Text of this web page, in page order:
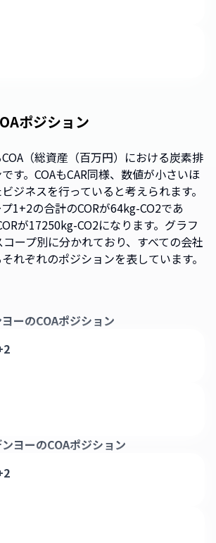
ポジション
（総資産（百万円）における炭素排
す。COAもCAR同様、数値が小さいほ
ジネスを行っていると考えられます。
1+2の合計のCORが64kg-CO2であ
が17250kg-CO2になります。グラフ
ープ別に分かれており、すべての会社
れぞれのポジションを表しています。
ーのCOAポジション
ヨーのCOAポジション